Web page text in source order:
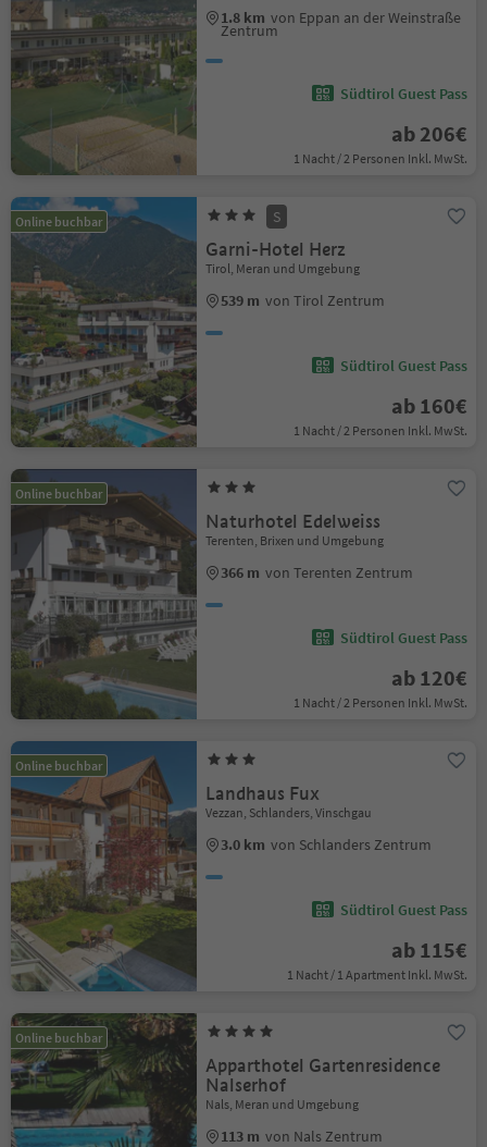
1.8 km von Eppan an der Weinstraße
Zentrum
Südtirol Guest Pass
ab 206€
1 Nacht / 2 Personen Inkl. MwSt.
Online buchbar S
Garni-Hotel Herz
Tirol, Meran und Umgebung
539 m von Tirol Zentrum
Südtirol Guest Pass
ab 160€
1 Nacht / 2 Personen Inkl. MwSt.
Online buchbar
Naturhotel Edelweiss
Terenten, Brixen und Umgebung
366 m von Terenten Zentrum
Südtirol Guest Pass
ab 120€
1 Nacht / 2 Personen Inkl. MwSt.
Online buchbar
Landhaus Fux
Vezzan, Schlanders, Vinschgau
3.0 km von Schlanders Zentrum
Südtirol Guest Pass
ab 115€
1 Nacht / 1 Apartment Inkl. MwSt.
Online buchbar
Apparthotel Gartenresidence
Nalserhof
Nals, Meran und Umgebung
113 m von Nals Zentrum